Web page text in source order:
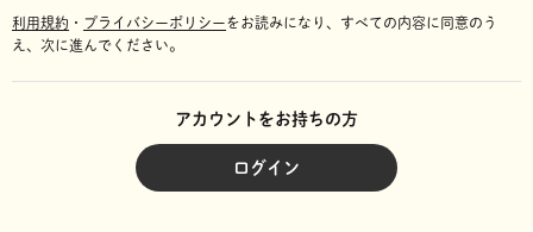
利用規約 ・ プライバシーポリシーをお読みになり、 すべての内容に同意のう
え、次に進んでください。
アカウントをお持ちの方
ログイン